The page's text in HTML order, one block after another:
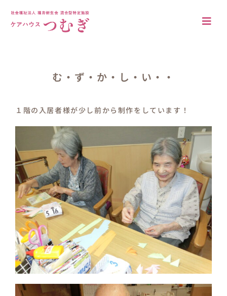
居室・共有空間
入居案内
ブログ
採用情報
保育園つむぎキッズ
む・ず・か・し・い・・
１階の入居者様が少し前から制作をしています！